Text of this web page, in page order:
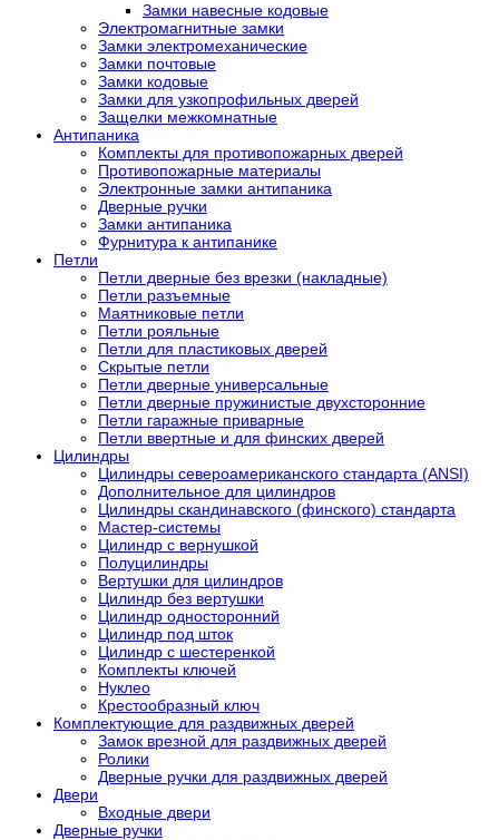
Замки навесные кодовые
Электромагнитные замки
Замки электромеханические
Замки почтовые
Замки кодовые
Замки для узкопрофильных дверей
Защелки межкомнатные
Антипаника
Комплекты для противопожарных дверей
Противопожарные материалы
Электронные замки антипаника
Дверные ручки
Замки антипаника
Фурнитура к антипанике
Петли
Петли дверные без врезки (накладные)
Петли разъемные
Маятниковые петли
Петли рояльные
Петли для пластиковых дверей
Скрытые петли
Петли дверные универсальные
Петли дверные пружинистые двухсторонние
Петли гаражные приварные
Петли ввертные и для финских дверей
Цилиндры
Цилиндры североамериканского стандарта (ANSI)
Дополнительное для цилиндров
Цилиндры скандинавского (финского) стандарта
Мастер-системы
Цилиндр с вернушкой
Полуцилиндры
Вертушки для цилиндров
Цилиндр без вертушки
Цилиндр односторонний
Цилиндр под шток
Цилиндр с шестеренкой
Комплекты ключей
Нуклео
Крестообразный ключ
Комплектующие для раздвижных дверей
Замок врезной для раздвижных дверей
Ролики
Дверные ручки для раздвижных дверей
Двери
Входные двери
Дверные ручки